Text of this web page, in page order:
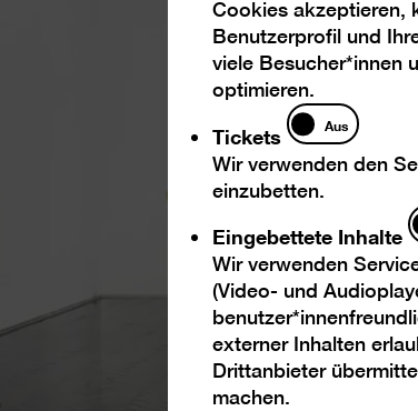
Cookies akzeptieren,
Benutzerprofil und
viele Besucher*innen
optimieren.
Tickets
Tickets
Aus
Wir verwenden den
einzubetten.
Eingebettete Inhalte
Wir verwenden
(Video- und
externer Inhalten
Drittanbieter
machen.